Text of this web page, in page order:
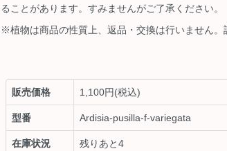
ることがあります。すみませんがご了承ください。
※植物は商品の性質上、返品・交換は行いません。
販売価格 1,100円(税込)
型番 Ardisia-pusilla-f-variegata
在庫状況 残りあと4